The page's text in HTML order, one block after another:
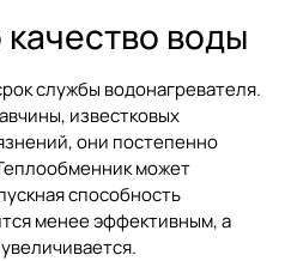
воды
службы водонагревателя.
известковых
они постепенно
может
способность
менее эффективным, а